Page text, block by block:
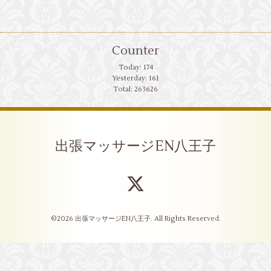
Counter
Today: 174
Yesterday: 161
Total: 263626
出張マッサージEN八王子
©2026 出張マッサージEN八王子. All Rights Reserved.